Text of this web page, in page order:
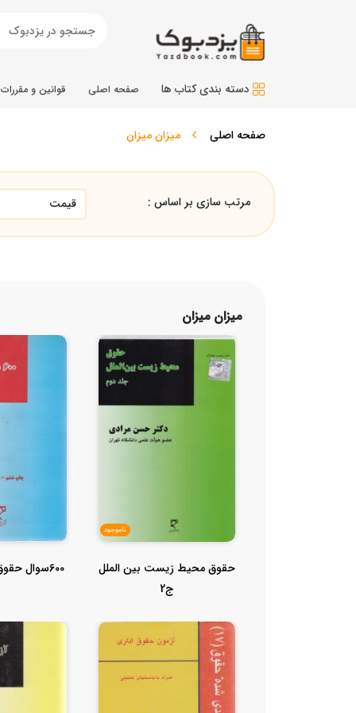
دسته بندی کتاب ها صفحه اصلی قوانین و مقررات
صفحه اصلی میزان میزان
مرتب سازی بر اساس :
میزان میزان
ناموجود
حقوق محیط زیست بین الملل
ج2
600سوال حقوق تجارت پاشایی